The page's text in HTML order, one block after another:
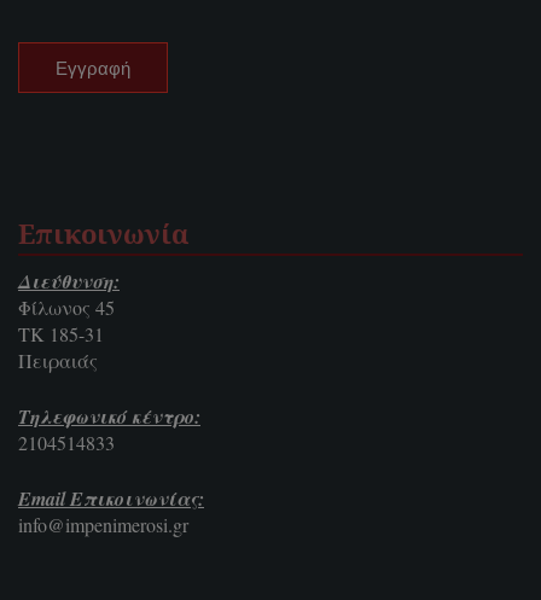
Επικοινωνία
Διεύθυνση:
Φίλωνος 45
ΤΚ 185-31
Πειραιάς
Τηλεφωνικό κέντρο:
2104514833
Email Επικοινωνίας:
info@impenimerosi.gr